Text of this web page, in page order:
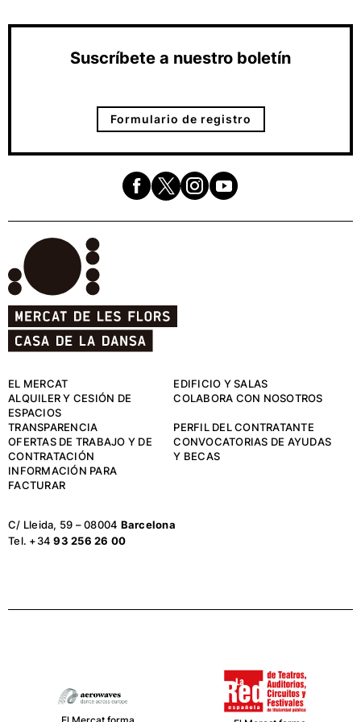
Suscríbete a nuestro boletín
Formulario de registro
EL MERCAT
EDIFICIO Y SALAS
ALQUILER Y CESIÓN DE
ESPACIOS
COLABORA CON NOSOTROS
TRANSPARENCIA
PERFIL DEL CONTRATANTE
OFERTAS DE TRABAJO Y DE
CONTRATACIÓN
CONVOCATORIAS DE AYUDAS
Y BECAS
INFORMACIÓN PARA
FACTURAR
C/ Lleida, 59 – 08004 Barcelona
Tel. +3493 256 26 00